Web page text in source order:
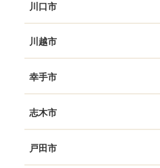
川口市
川越市
幸手市
志木市
戸田市